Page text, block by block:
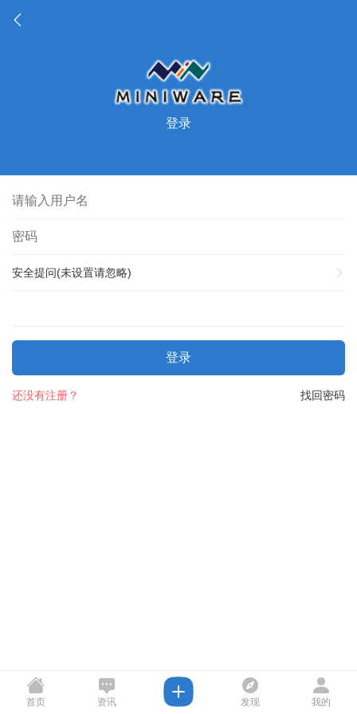
登录
安全提问(未设置请忽略)
登录
找回密码
还没有注册？
首页 资讯 发现 我的